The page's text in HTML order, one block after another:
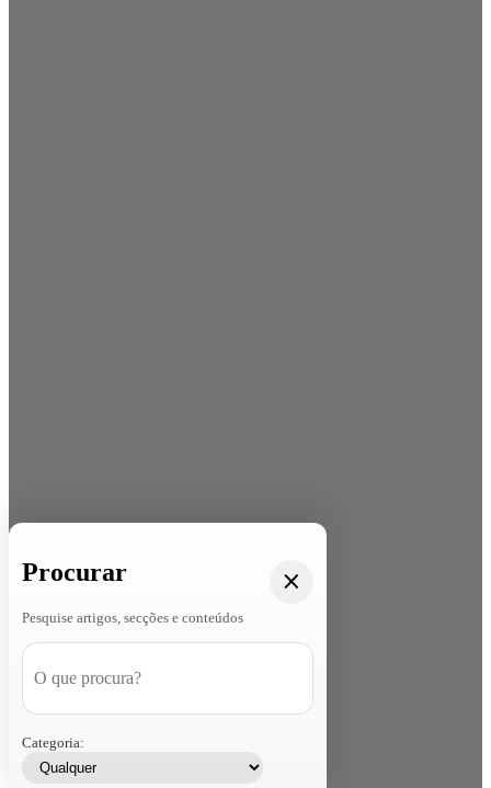
Procurar
Pesquise artigos, secções e conteúdos
Categoria: